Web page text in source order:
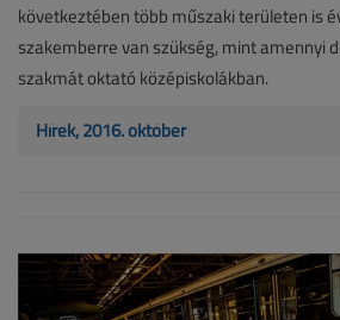
következtében több műszaki területen is
szakemberre van szükség, mint amennyi
szakmát oktató középiskolákban.
Hírek, 2016. október